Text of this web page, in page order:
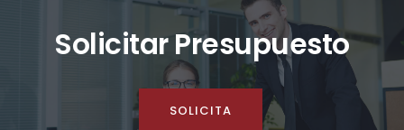
Solicitar Presupuesto
SOLICITA